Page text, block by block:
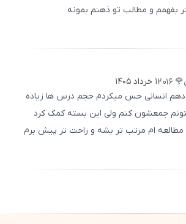
بفهمم و مطالب تو ذهنم بمونه
2016۱ خرداد ۱۴۰۵
دهم انسانی حس میکردم حجم درس ها زیاده
جمعشون کنم ولی این بسته کمک کرد
ام مرتب تر بشه و راحت تر پیش برم